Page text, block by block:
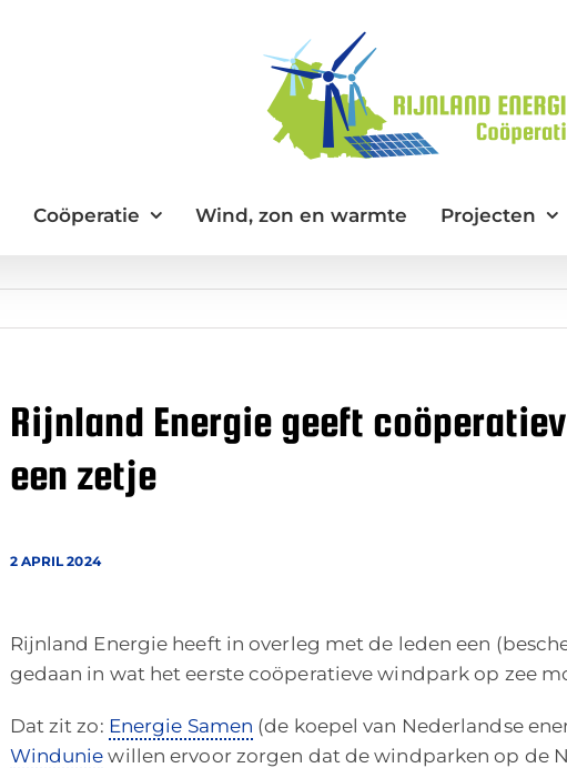
Coöperatie Wind, zon en warmte Projecten
Rijnland Energie geeft
een zetje
2 APRIL 2024
Rijnland Energie heeft in overleg met de leden een
gedaan in wat het eerste coöperatieve windpark op zee
Dat zit zo: Energie Samen (de koepel van Nederlandse
Windunie willen ervoor zorgen dat de windparken op de